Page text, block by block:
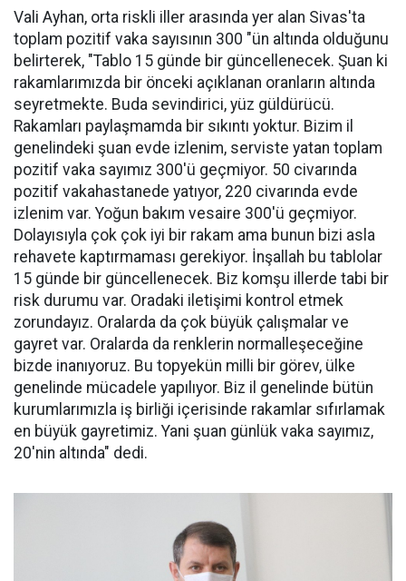
Vali Ayhan, orta riskli iller arasında yer alan Sivas'ta
toplam pozitif vaka sayısının 300 "ün altında olduğunu
belirterek, "Tablo 15 günde bir güncellenecek. Şuan ki
rakamlarımızda bir önceki açıklanan oranların altında
seyretmekte. Buda sevindirici, yüz güldürücü.
Rakamları paylaşmamda bir sıkıntı yoktur. Bizim il
genelindeki şuan evde izlenim, serviste yatan toplam
pozitif vaka sayımız 300'ü geçmiyor. 50 civarında
pozitif vakahastanede yatıyor, 220 civarında evde
izlenim var. Yoğun bakım vesaire 300'ü geçmiyor.
Dolayısıyla çok çok iyi bir rakam ama bunun bizi asla
rehavete kaptırmaması gerekiyor. İnşallah bu tablolar
15 günde bir güncellenecek. Biz komşu illerde tabi bir
risk durumu var. Oradaki iletişimi kontrol etmek
zorundayız. Oralarda da çok büyük çalışmalar ve
gayret var. Oralarda da renklerin normalleşeceğine
bizde inanıyoruz. Bu topyekün milli bir görev, ülke
genelinde mücadele yapılıyor. Biz il genelinde bütün
kurumlarımızla iş birliği içerisinde rakamlar sıfırlamak
en büyük gayretimiz. Yani şuan günlük vaka sayımız,
20'nin altında" dedi.